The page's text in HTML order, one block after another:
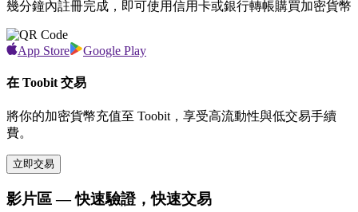
幾分鐘內註冊完成，即可使用信用卡或銀行轉帳購買加密貨幣
App Store Google Play
在 Toobit 交易
將你的加密貨幣充值至 Toobit，享受高流動性與低交易手續
費。
立即交易
影片區 — 快速驗證，快速交易